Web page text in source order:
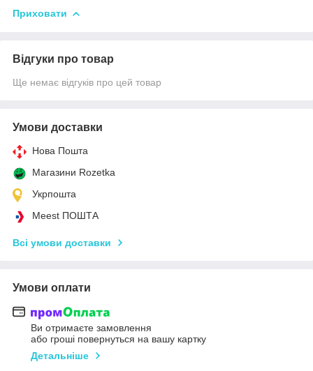
Приховати
Відгуки про товар
Ще немає відгуків про цей товар
Умови доставки
Нова Пошта
Магазини Rozetka
Укрпошта
Meest ПОШТА
Всі умови доставки
Умови оплати
Ви отримаєте замовлення
або гроші повернуться на вашу картку
Детальніше